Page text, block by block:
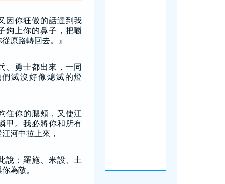
因你狂傲的話達到我
鉤上你的鼻子，把嚼
原路轉回去。』
、勇士都出來，一同
滅沒好像熄滅的燈
住你的腮頰，又使江
甲。我必將你和所有
河中拉上來，
說：羅施、米設、土
為敵。